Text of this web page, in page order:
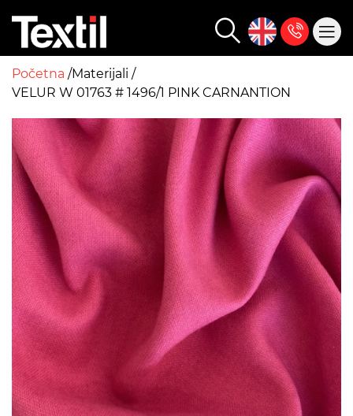
Početna Materijali
VELUR W 01763 # 1496/1 PINK CARNANTION